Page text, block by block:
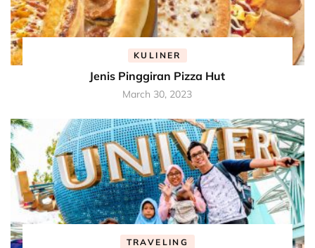
KULINER
Jenis Pinggiran Pizza Hut
March 30, 2023
TRAVELING